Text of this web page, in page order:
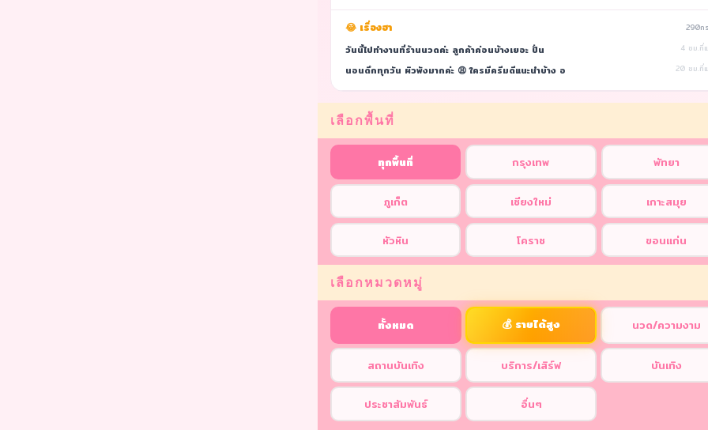
😂 เรื่องฮา 290ก
วันนี้ไปทำงานที่ร้านนวดค่ะ ลูกค้าค่อนข้างเยอะ ปั่น 4 ชม.ที่
นอนดึกทุกวัน ผิวพังมากค่ะ 😩 ใครมีครีมดีแนะนำบ้าง อ 20 ชม.ที่
เลือกพื้นที่
ทุกพื้นที่ กรุงเทพ พัทยา
ภูเก็ต เชียงใหม่ เกาะสมุย
หัวหิน โคราช ขอนแก่น
เลือกหมวดหมู่
ทั้งหมด 💰 รายได้สูง นวด/ความงาม
สถานบันเทิง บริการ/เสิร์ฟ บันเทิง
ประชาสัมพันธ์ อื่นๆ